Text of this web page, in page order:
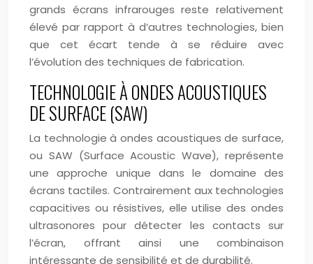
grands écrans infrarouges reste relativement
élevé par rapport à d’autres technologies, bien
que cet écart tende à se réduire avec
l’évolution des techniques de fabrication.
TECHNOLOGIE À ONDES ACOUSTIQUES
DE SURFACE (SAW)
La technologie à ondes acoustiques de surface,
ou SAW (Surface Acoustic Wave), représente
une approche unique dans le domaine des
écrans tactiles. Contrairement aux technologies
capacitives ou résistives, elle utilise des ondes
ultrasonores pour détecter les contacts sur
l’écran, offrant ainsi une combinaison
intéressante de sensibilité et de durabilité.